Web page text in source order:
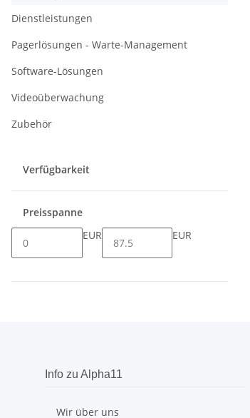
Dienstleistungen
Pagerlösungen - Warte-Management
Software-Lösungen
Videoüberwachung
Zubehör
Verfügbarkeit
Preisspanne
EUR
EUR
Info zu Alpha11
Wir über uns